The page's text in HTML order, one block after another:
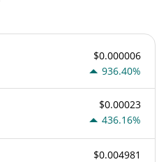
$0.000006
936.40%
$0.00023
436.16%
$0.004981